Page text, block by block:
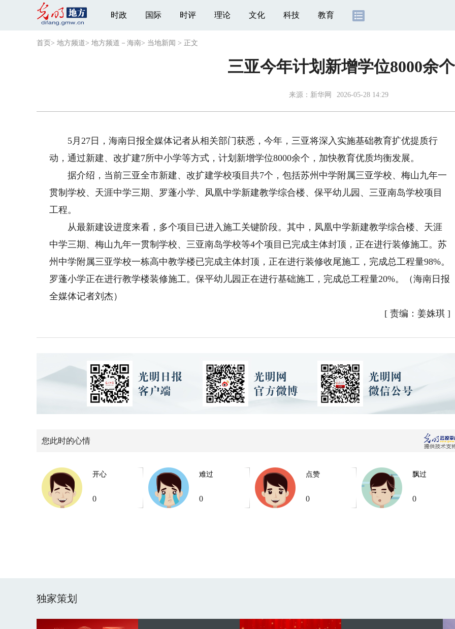
时政 国际 时评 理论 文化 科技 教育
首页 > 地方频道> 地方频道－海南> 当地新闻 > 正文
三亚今年计划新增学位8000余个
来源： 新华网 2026-05-28 14:29
5月27日，海南日报全媒体记者从相关部门获悉，今年，三亚将深入实施基础教育扩优提质行
动，通过新建、改扩建7所中小学等方式，计划新增学位8000余个，加快教育优质均衡发展。
据介绍，当前三亚全市新建、改扩建学校项目共7个，包括苏州中学附属三亚学校、梅山九年一
贯制学校、天涯中学三期、罗蓬小学、凤凰中学新建教学综合楼、保平幼儿园、三亚南岛学校项目
工程。
从最新建设进度来看，多个项目已进入施工关键阶段。其中，凤凰中学新建教学综合楼、天涯
中学三期、梅山九年一贯制学校、三亚南岛学校等4个项目已完成主体封顶，正在进行装修施工。苏
州中学附属三亚学校一栋高中教学楼已完成主体封顶，正在进行装修收尾施工，完成总工程量98%。
罗蓬小学正在进行教学楼装修施工。保平幼儿园正在进行基础施工，完成总工程量20%。（海南日报
全媒体记者刘杰）
[ 责编：姜姝琪 ]
您此时的心情
开心
0
难过
0
点赞
0
飘过
0
独家策划